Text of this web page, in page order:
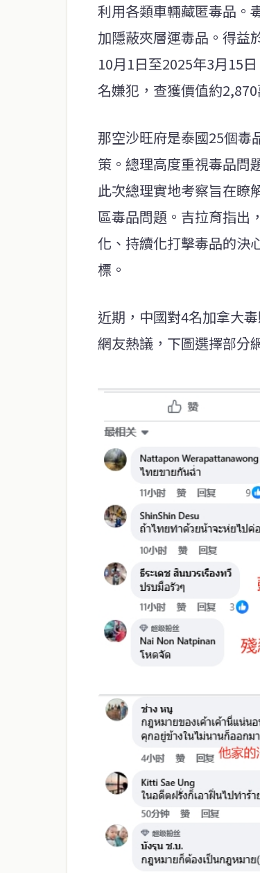
利用各類車輛藏匿毒品。
加隱蔽夾層運毒品。得益
10月1日至2025年3月15
名嫌犯，查獲價值約
那空沙旺府是泰國25個毒
策。總理高度重視毒品問
此次總理實地考察旨在瞭
區毒品問題。吉拉育指出
化、持續化打擊毒品的決
標。
近期，中國對4名加拿大
網友熱議，下圖選擇部分